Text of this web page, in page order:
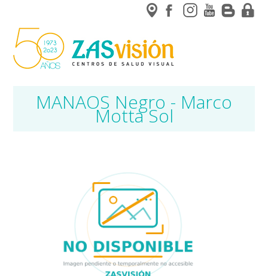
MANAOS Negro - Marco
Motta Sol